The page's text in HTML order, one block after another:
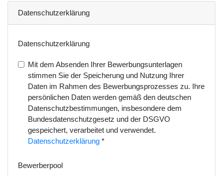
Datenschutzerklärung
Datenschutzerklärung
Mit dem Absenden Ihrer Bewerbungsunterlagen
stimmen Sie der Speicherung und Nutzung Ihrer
Daten im Rahmen des Bewerbungsprozesses zu. Ihre
persönlichen Daten werden gemäß den deutschen
Datenschutzbestimmungen, insbesondere dem
Bundesdatenschutzgesetz und der DSGVO
gespeichert, verarbeitet und verwendet.
Datenschutzerklärung *
Bewerberpool